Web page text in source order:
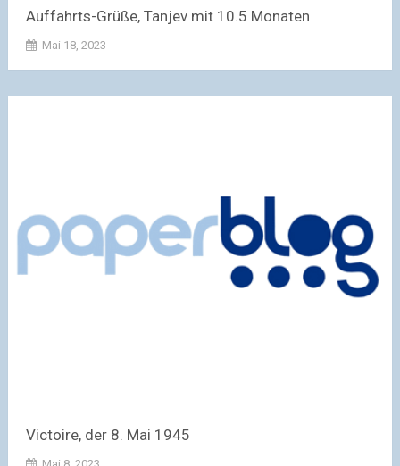
Auffahrts-Grüße, Tanjev mit 10.5 Monaten
Mai 18, 2023
Victoire, der 8. Mai 1945